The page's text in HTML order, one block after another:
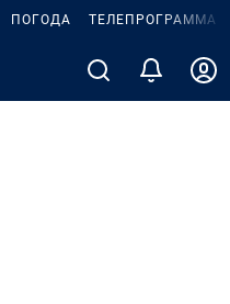
ПОГОДА ТЕЛЕПРОГРАММА